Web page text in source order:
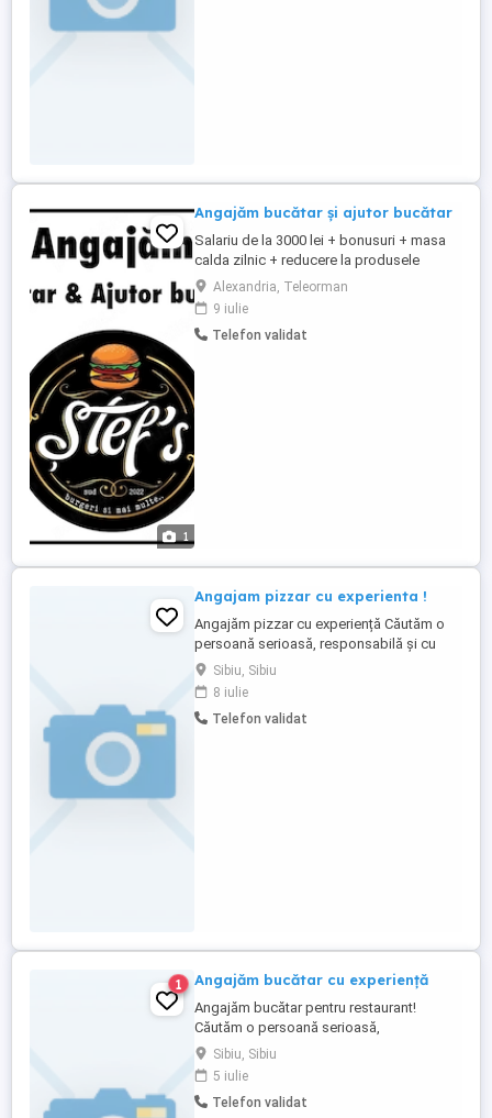
1
Angajăm bucătar și ajutor bucătar
Salariu de la 3000 lei + bonusuri + masa
calda zilnic + reducere la produsele
noastre! Anunt valabil doar pentru cei cu
experienta!
Alexandria, Teleorman
9 iulie
Telefon validat
Angajam pizzar cu experienta !
Angajăm pizzar cu experiență Căutăm o
persoană serioasă, responsabilă și cu
experiență în prepararea pizzei. Oferim
salariu motivant, program stabil și mediu
de lucru plăcut. Pentru detalii, ne puteți
contacta la telefon sau direct la
Sibiu, Sibiu
8 iulie
Telefon validat
1 Angajăm bucătar cu experiență
Angajăm bucătar pentru restaurant!
Căutăm o persoană serioasă,
responsabilă și cu experiență în bucătărie.
Oferim salariu motivant, program stabil și
mediu de lucru plăcut. Pentru detalii, ne
puteți contacta la telefon sau direct la
Sibiu, Sibiu
5 iulie
Telefon validat